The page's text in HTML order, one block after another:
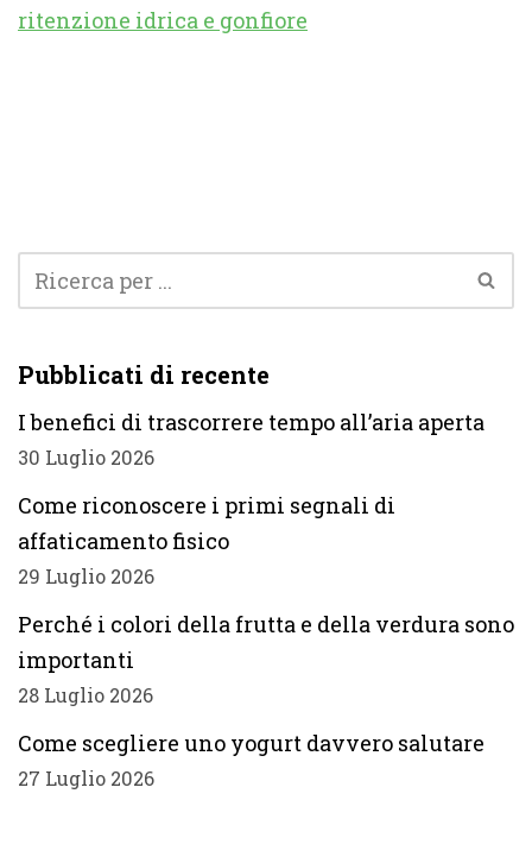
ritenzione idrica e gonfiore
Pubblicati di recente
I benefici di trascorrere tempo all’aria aperta
30 Luglio 2026
Come riconoscere i primi segnali di
affaticamento fisico
29 Luglio 2026
Perché i colori della frutta e della verdura sono
importanti
28 Luglio 2026
Come scegliere uno yogurt davvero salutare
27 Luglio 2026